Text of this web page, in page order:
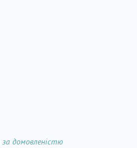
за домовленістю